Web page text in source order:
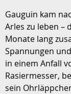
Gauguin kam
Arles zu leben –
Monate lang
Spannungen
in einem Anfall
Rasiermesser,
sein